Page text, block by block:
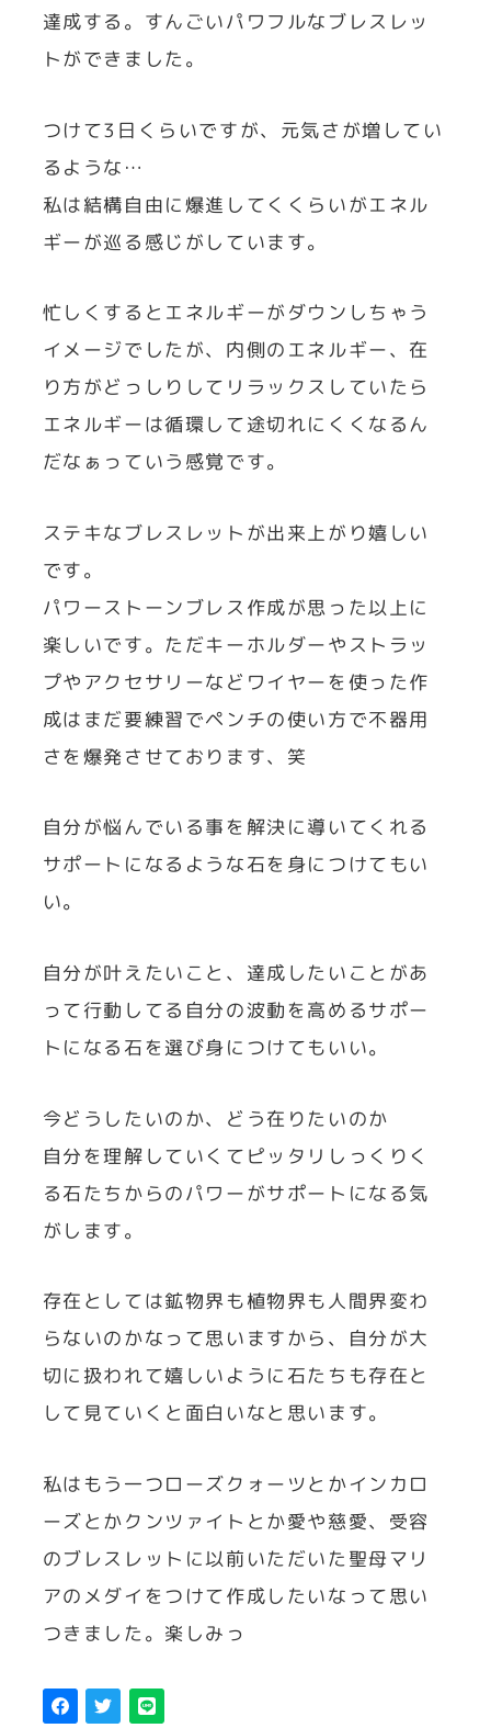
達成する。すんごいパワフルなブレスレッ
トができました。
つけて3日くらいですが、元気さが増してい
るような…
私は結構自由に爆進してくくらいがエネル
ギーが巡る感じがしています。
忙しくするとエネルギーがダウンしちゃう
イメージでしたが、内側のエネルギー、在
り方がどっしりしてリラックスしていたら
エネルギーは循環して途切れにくくなるん
だなぁっていう感覚です。
ステキなブレスレットが出来上がり嬉しい
です。
パワーストーンブレス作成が思った以上に
楽しいです。ただキーホルダーやストラッ
プやアクセサリーなどワイヤーを使った作
成はまだ要練習でペンチの使い方で不器用
さを爆発させております、笑
自分が悩んでいる事を解決に導いてくれる
サポートになるような石を身につけてもい
い。
自分が叶えたいこと、達成したいことがあ
って行動してる自分の波動を高めるサポー
トになる石を選び身につけてもいい。
今どうしたいのか、どう在りたいのか
自分を理解していくてピッタリしっくりく
る石たちからのパワーがサポートになる気
がします。
存在としては鉱物界も植物界も人間界変わ
らないのかなって思いますから、自分が大
切に扱われて嬉しいように石たちも存在と
して見ていくと面白いなと思います。
私はもう一つローズクォーツとかインカロ
ーズとかクンツァイトとか愛や慈愛、受容
のブレスレットに以前いただいた聖母マリ
アのメダイをつけて作成したいなって思い
つきました。楽しみっ